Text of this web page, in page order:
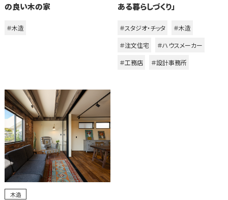
の良い木の家
＃木造
ある暮らしづくり」
＃スタジオ・チッタ
＃木造
＃注文住宅
＃ハウスメーカー
＃工務店
＃設計事務所
木造